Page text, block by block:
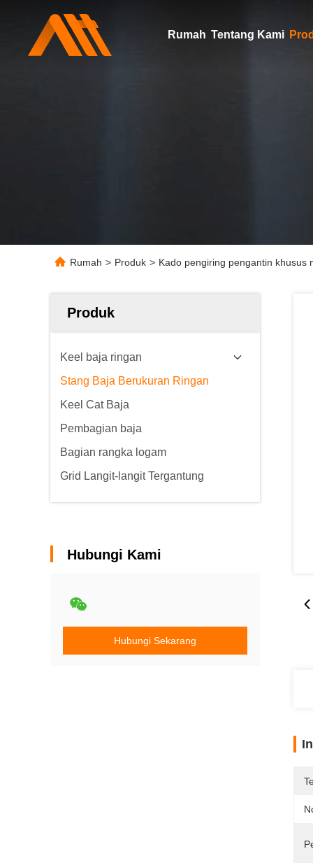
Rumah Tentang Kami
Rumah > Produk > Kado pengiring pengantin khusus
Produk
Keel baja ringan
Stang Baja Berukuran Ringan
Keel Cat Baja
Pembagian baja
Bagian rangka logam
Grid Langit-langit Tergantung
Hubungi Kami
Hubungi Sekarang